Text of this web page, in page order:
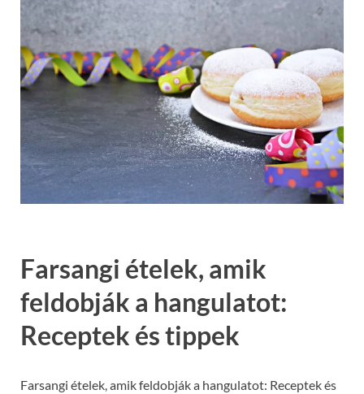
Farsangi ételek, amik
feldobják a hangulatot:
Receptek és tippek
Farsangi ételek, amik feldobják a hangulatot: Receptek és